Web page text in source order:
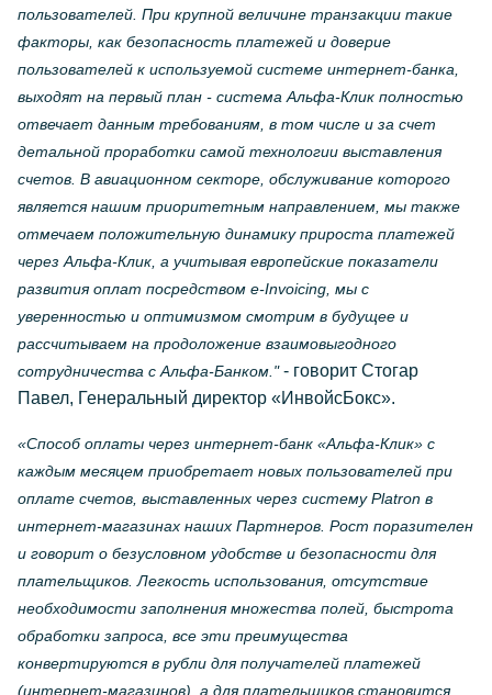
пользователей. При крупной величине транзакции такие
факторы, как безопасность платежей и доверие
пользователей к используемой системе интернет-банка,
выходят на первый план - система Альфа-Клик полностью
отвечает данным требованиям, в том числе и за счет
детальной проработки самой технологии выставления
счетов. В авиационном секторе, обслуживание которого
является нашим приоритетным направлением, мы также
отмечаем положительную динамику прироста платежей
через Альфа-Клик, а учитывая европейские показатели
развития оплат посредством e-Invoicing, мы с
уверенностью и оптимизмом смотрим в будущее и
рассчитываем на продоложение взаимовыгодного
сотрудничества с Альфа-Банком."- говорит Стогар
Павел, Генеральный директор «ИнвойсБокс».
«Способ оплаты через интернет-банк «Альфа-Клик» с
каждым месяцем приобретает новых пользователей при
оплате счетов, выставленных через систему Platron в
интернет-магазинах наших Партнеров. Рост поразителен
и говорит о безусловном удобстве и безопасности для
плательщиков. Легкость использования, отсутствие
необходимости заполнения множества полей, быстрота
обработки запроса, все эти преимущества
конвертируются в рубли для получателей платежей
(интернет-магазинов), а для плательщиков становится